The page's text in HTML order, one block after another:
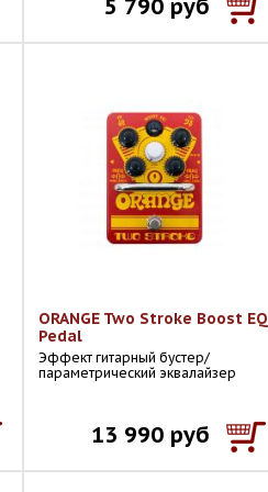
5 790 руб
ORANGE Two Stroke Boost EQ
Pedal
Эффект гитарный бустер/
параметрический эквалайзер
13 990 руб